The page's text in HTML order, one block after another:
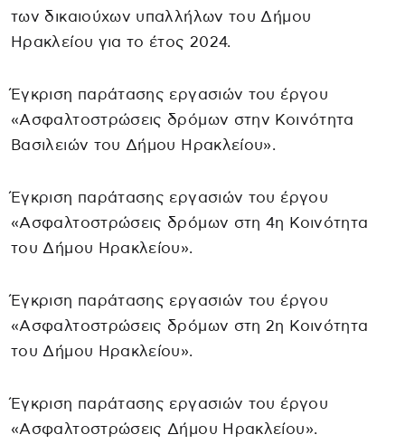
των δικαιούχων υπαλλήλων του Δήμου
Ηρακλείου για το έτος 2024.
Έγκριση παράτασης εργασιών του έργου
«Ασφαλτοστρώσεις δρόμων στην Κοινότητα
Βασιλειών του Δήμου Ηρακλείου».
Έγκριση παράτασης εργασιών του έργου
«Ασφαλτοστρώσεις δρόμων στη 4η Κοινότητα
του Δήμου Ηρακλείου».
Έγκριση παράτασης εργασιών του έργου
«Ασφαλτοστρώσεις δρόμων στη 2η Κοινότητα
του Δήμου Ηρακλείου».
Έγκριση παράτασης εργασιών του έργου
«Ασφαλτοστρώσεις Δήμου Ηρακλείου».